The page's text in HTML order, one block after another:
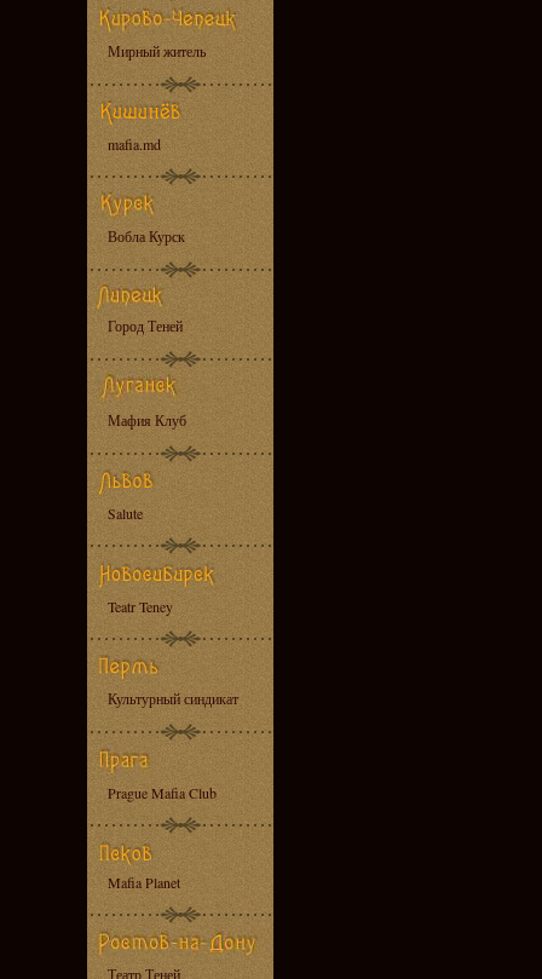
Мирный житель
mafia.md
Вобла Курск
Город Теней
Мафия Клуб
Salute
Teatr Teney
Культурный синдикат
Prague Mafia Club
Mafia Planet
Театр Теней